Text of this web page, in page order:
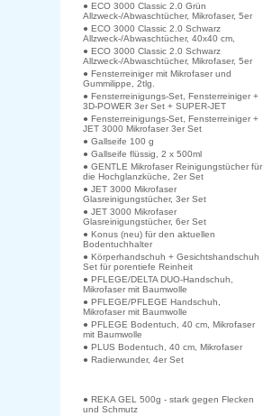
● ECO 3000 Classic 2.0 Grün
Allzweck-/Abwaschtücher, Mikrofaser, 5er
● ECO 3000 Classic 2.0 Schwarz
Allzweck-/Abwaschtücher, 40x40 cm,
● ECO 3000 Classic 2.0 Schwarz
Allzweck-/Abwaschtücher, Mikrofaser, 5er
● Fensterreiniger mit Mikrofaser und
Gummilippe, 2tlg.
● Fensterreinigungs-Set, Fensterreiniger +
3D-POWER 3er Set + SUPER-JET
● Fensterreinigungs-Set, Fensterreiniger +
JET 3000 Mikrofaser 3er Set
● Gallseife 100 g
● Gallseife flüssig, 2 x 500ml
● GENTLE Mikrofaser Reinigungstücher für
die Hochglanzküche, 2er Set
● JET 3000 Mikrofaser
Glasreinigungstücher, 3er Set
● JET 3000 Mikrofaser
Glasreinigungstücher, 6er Set
● Konus (neu) für den aktuellen
Bodentuchhalter
● Körperhandschuh + Gesichtshandschuh
Set für porentiefe Reinheit
● PFLEGE/DELTA DUO-Handschuh,
Mikrofaser mit Baumwolle
● PFLEGE/PFLEGE Handschuh,
Mikrofaser mit Baumwolle
● PFLEGE Bodentuch, 40 cm, Mikrofaser
mit Baumwolle
● PLUS Bodentuch, 40 cm, Mikrofaser
● Radierwunder, 4er Set
● REKA GEL 500g - stark gegen Flecken
und Schmutz